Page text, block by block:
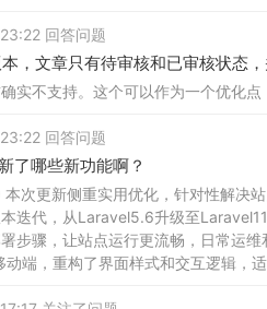
回答问题
，文章只有待审核和已审核状态
实不支持。这个可以作为一个优化点
回答问题
了哪些新功能啊？
次更新侧重实用优化，针对性解决
迭代，从Laravel5.6升级至
步骤，让站点运行更流畅，日常运
动端，重构了界面样式和交互逻辑，